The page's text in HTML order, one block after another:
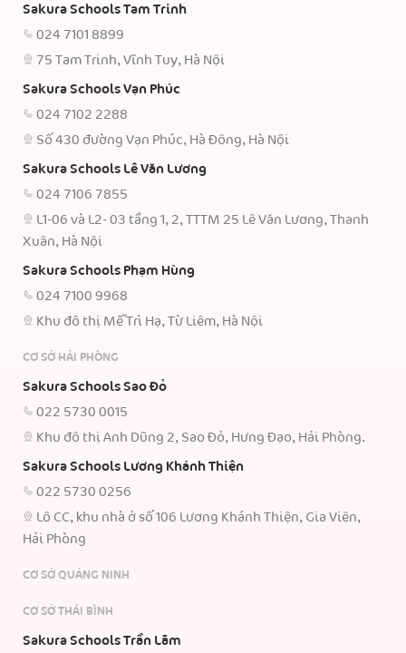
Sakura Schools Tam Trinh
024 7101 8899
75 Tam Trinh, Vĩnh Tuy, Hà Nội
Sakura Schools Vạn Phúc
024 7102 2288
Số 430 đường Vạn Phúc, Hà Đông, Hà Nội
Sakura Schools Lê Văn Lương
024 7106 7855
L1-06 và L2- 03 tầng 1, 2, TTTM 25 Lê Văn Lương, Thanh
Xuân, Hà Nội
Sakura Schools Phạm Hùng
024 7100 9968
Khu đô thị Mễ Trì Hạ, Từ Liêm, Hà Nội
CƠ SỞ HẢI PHÒNG
Sakura Schools Sao Đỏ
022 5730 0015
Khu đô thị Anh Dũng 2, Sao Đỏ, Hưng Đạo, Hải Phòng.
Sakura Schools Lương Khánh Thiện
022 5730 0256
Lô CC, khu nhà ở số 106 Lương Khánh Thiện, Gia Viên,
Hải Phòng
CƠ SỞ QUẢNG NINH
CƠ SỞ THÁI BÌNH
Sakura Schools Trần Lãm